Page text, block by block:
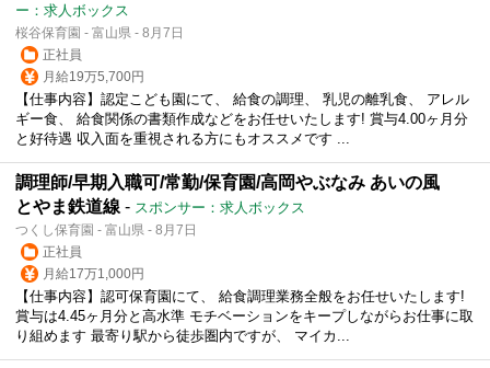
ー：求人ボックス
桜谷保育園 - 富山県 - 8月7日
正社員
月給19万5,700円
【仕事内容】認定こども園にて、 給食の調理、 乳児の離乳食、 アレル
ギー食、 給食関係の書類作成などをお任せいたします! 賞与4.00ヶ月分
と好待遇 収入面を重視される方にもオススメです ...
調理師/早期入職可/常勤/保育園/高岡やぶなみ あいの風
とやま鉄道線 - スポンサー：求人ボックス
つくし保育園 - 富山県 - 8月7日
正社員
月給17万1,000円
【仕事内容】認可保育園にて、 給食調理業務全般をお任せいたします!
賞与は4.45ヶ月分と高水準 モチベーションをキープしながらお仕事に取
り組めます 最寄り駅から徒歩圏内ですが、 マイカ...